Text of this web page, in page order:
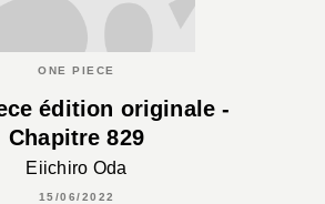
ONE PIECE
édition originale -
Chapitre 829
Eiichiro Oda
15/06/2022